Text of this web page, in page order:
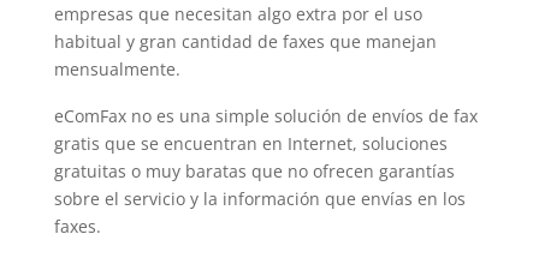
empresas que necesitan algo extra por el uso
habitual y gran cantidad de faxes que manejan
mensualmente.
eComFax no es una simple solución de envíos de fax
gratis que se encuentran en Internet, soluciones
gratuitas o muy baratas que no ofrecen garantías
sobre el servicio y la información que envías en los
faxes.